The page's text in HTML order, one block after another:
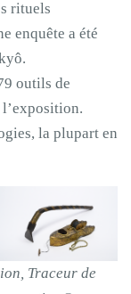
rituels
enquête a été
outils de
la plupart en
Traceur de